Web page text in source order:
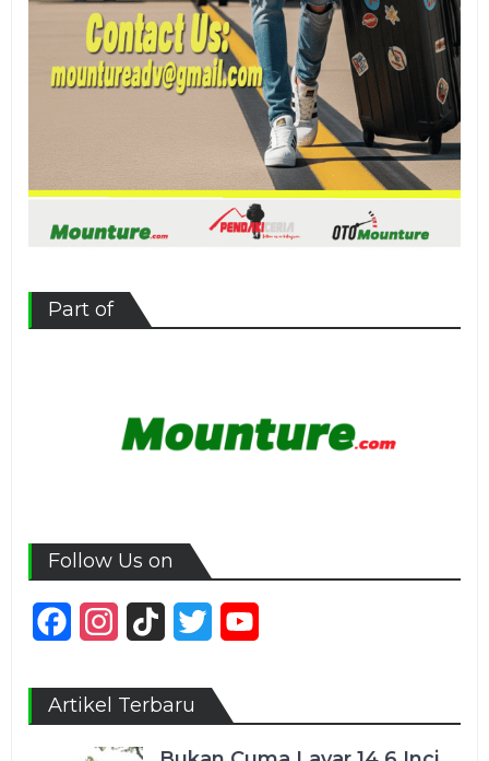
Part of
Follow Us on
FacebookInstagram
TikTok Twitter
Artikel Terbaru